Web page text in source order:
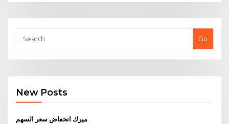
Go
New Posts
ميرك انخفاض سعر السهم